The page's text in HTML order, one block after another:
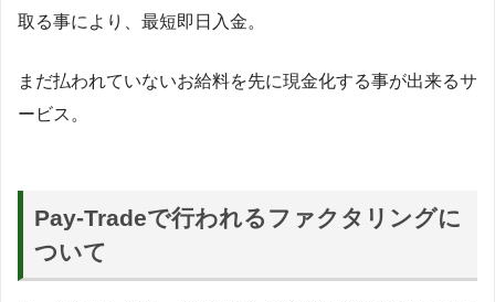
取る事により、最短即日入金。
まだ払われていないお給料を先に現金化する事が出来るサ
ービス。
Pay-Tradeで行われるファクタリングに
ついて